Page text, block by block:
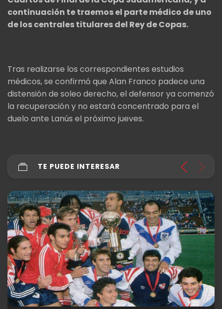
continuación te traemos el parte médico de uno
de los centrales titulares del Rey de Copas.
Tras realizarse los correspondientes estudios
médicos, se confirmó que Alan Franco padece una
distensión de soleo derecho, el defensor ya comenzó
la recuperación y no estará concentrado para el
duelo ante Lanús el próximo jueves.
TE PUEDE INTERESAR